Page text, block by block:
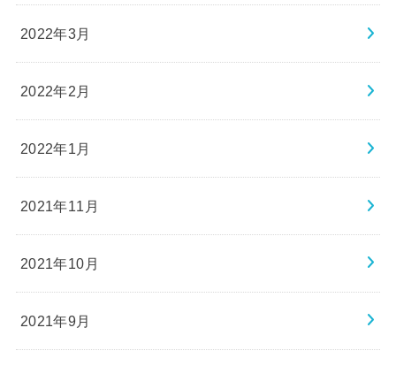
2022年3月
2022年2月
2022年1月
2021年11月
2021年10月
2021年9月